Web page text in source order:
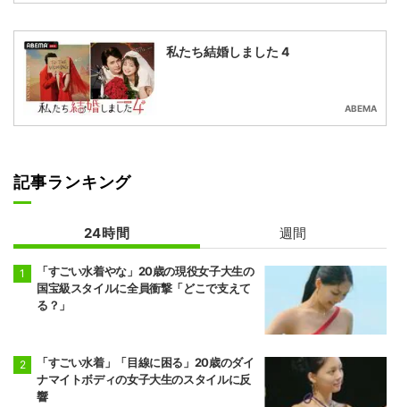
私たち結婚しました 4
ABEMA
記事ランキング
24時間 週間
「すごい水着やな」20歳の現役女子大生の
国宝級スタイルに全員衝撃「どこで支えて
る？」
「すごい水着」「目線に困る」20歳のダイ
ナマイトボディの女子大生のスタイルに反
響